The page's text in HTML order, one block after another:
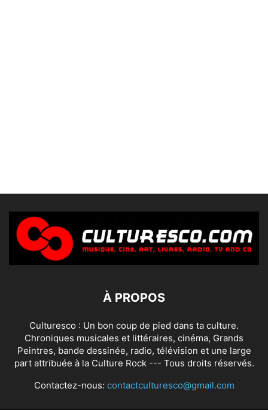
À PROPOS
Culturesco : Un bon coup de pied dans ta culture.
Chroniques musicales et littéraires, cinéma, Grands
Peintres, bande dessinée, radio, télévision et une large
part attribuée à la Culture Rock --- Tous droits réservés.
Contactez-nous: contactculturesco@gmail.com